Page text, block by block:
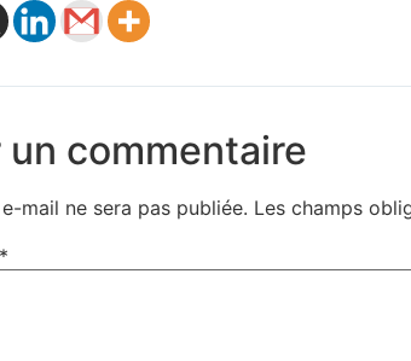
un commentaire
mail ne sera pas publiée. Les champs
*